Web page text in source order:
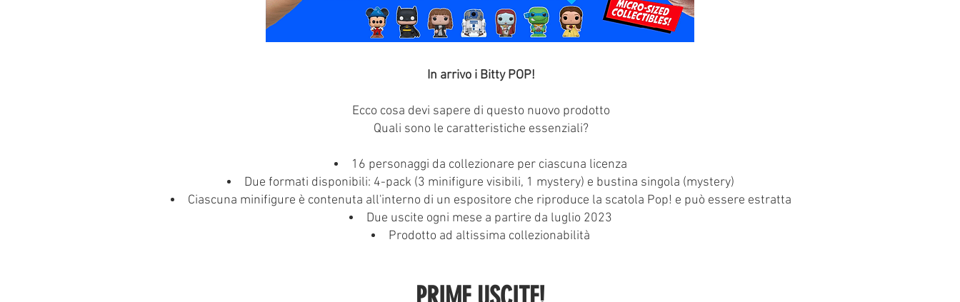
In arrivo i Bitty POP!
Ecco cosa devi sapere di questo nuovo prodotto
Quali sono le caratteristiche essenziali?
16 personaggi da collezionare per ciascuna licenza
Due formati disponibili: 4-pack (3 minifigure visibili, 1 mystery) e bustina singola (mystery)
Ciascuna minifigure è contenuta all'interno di un espositore che riproduce la scatola Pop! e può essere estratta
Due uscite ogni mese a partire da luglio 2023
Prodotto ad altissima collezionabilità